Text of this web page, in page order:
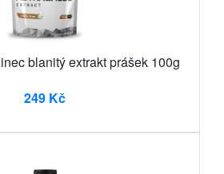
blanitý extrakt prášek 100g
249 Kč